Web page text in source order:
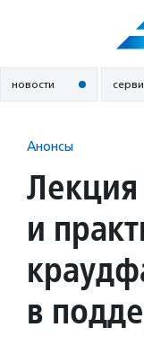
новости
Анонсы
и
в